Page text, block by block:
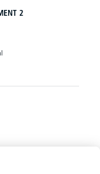
Griffleiste